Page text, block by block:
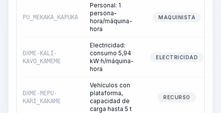
PU_MEKAKA_KAPUKA
Personal: 1
persona-
hora/máquina-
hora
MAQUINISTA
DXME-KALI-
KAVO_KAMEME
Electricidad:
consumo 5,94
kW·h/máquina-
hora
ELECTRICIDAD
DXME-MEPU-
KARI_KAKAME
Vehículos con
plataforma,
capacidad de
carga hasta 5 t
RECURSO